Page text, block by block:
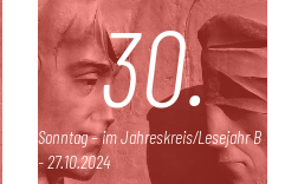
30.
Sonntag – im Jahreskreis/Lesejahr B
- 27.10.2024